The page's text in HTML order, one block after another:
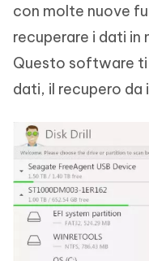
con molte nuove
recuperare i dati
Questo software
dati, il recupero da